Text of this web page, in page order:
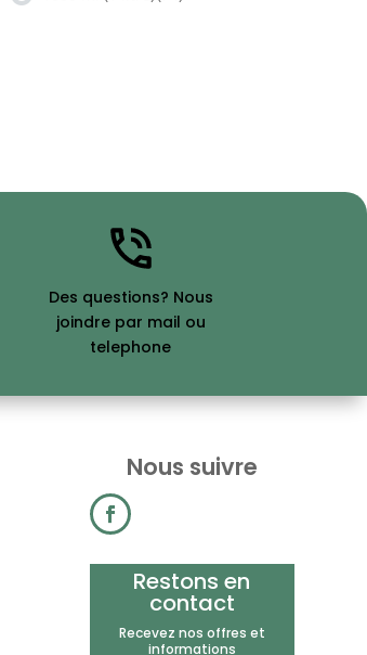
Des questions? Nous
joindre par mail ou
telephone
Nous suivre
Restons en
contact
Recevez nos offres et
informations